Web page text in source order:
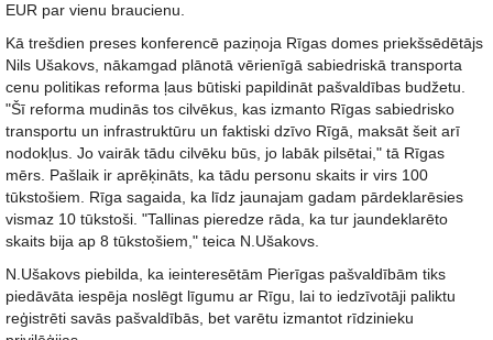
EUR par vienu braucienu.
Kā trešdien preses konferencē paziņoja Rīgas domes priekšsēdētājs
Nils Ušakovs, nākamgad plānotā vērienīgā sabiedriskā transporta
cenu politikas reforma ļaus būtiski papildināt pašvaldības budžetu.
"Šī reforma mudinās tos cilvēkus, kas izmanto Rīgas sabiedrisko
transportu un infrastruktūru un faktiski dzīvo Rīgā, maksāt šeit arī
nodokļus. Jo vairāk tādu cilvēku būs, jo labāk pilsētai," tā Rīgas
mērs. Pašlaik ir aprēķināts, ka tādu personu skaits ir virs 100
tūkstošiem. Rīga sagaida, ka līdz jaunajam gadam pārdeklarēsies
vismaz 10 tūkstoši. "Tallinas pieredze rāda, ka tur jaundeklarēto
skaits bija ap 8 tūkstošiem," teica N.Ušakovs.
N.Ušakovs piebilda, ka ieinteresētām Pierīgas pašvaldībām tiks
piedāvāta iespēja noslēgt līgumu ar Rīgu, lai to iedzīvotāji paliktu
reģistrēti savās pašvaldībās, bet varētu izmantot rīdzinieku